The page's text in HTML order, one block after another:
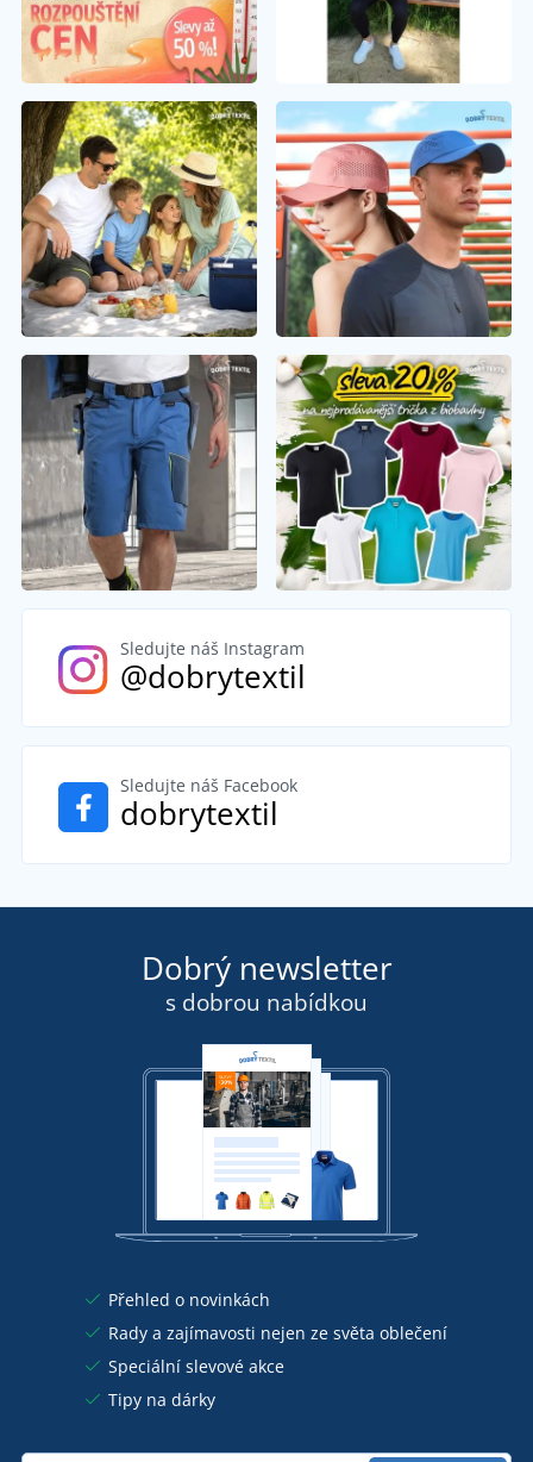
Sledujte náš Instagram
@dobrytextil
Sledujte náš Facebook
dobrytextil
Dobrý newsletter
s dobrou nabídkou
Přehled o novinkách
Rady a zajímavosti nejen ze světa oblečení
Speciální slevové akce
Tipy na dárky